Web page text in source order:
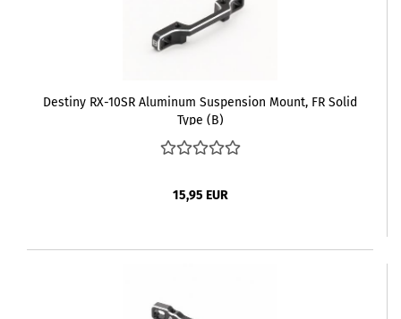
Destiny RX-10SR Aluminum Suspension Mount, FR Solid
Type (B)
15,95 EUR